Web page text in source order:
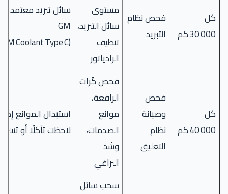
كل
30 000 كم
فحص نظام
التبريد
مستوى
سائل التبريد،
تنظيف
الرادياتور
سائل تبريد معتمد
GM
(GM Coolant Type C)
كل
40 000 كم
فحص
وصيانة
نظام
التعليق
فحص كُرات
الرافعة،
موانع
الصدمات،
وشد
البراغي
استبدال الموانع إذا
لاحظت تآكلًا أو تسربًا
سحب سائل